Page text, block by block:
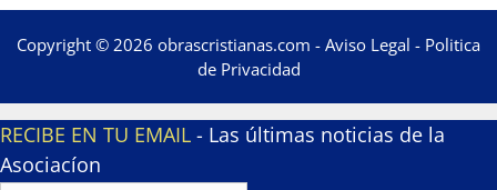
Copyright © 2026 obrascristianas.com - Aviso Legal - Politica
de Privacidad
RECIBE EN TU EMAIL - Las últimas noticias de la
Asociacíon